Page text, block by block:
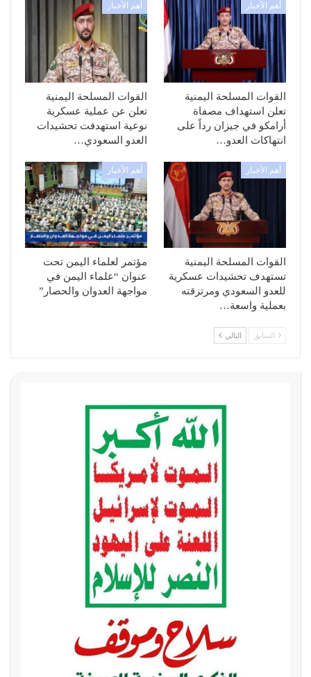
أهم الأخبار
القوات المسلحة اليمنية
تعلن استهداف مصفاة
أرامكو في جيزان رداً على
انتهاكات العدو…
أهم الأخبار
القوات المسلحة اليمنية
تعلن عن عملية عسكرية
نوعية استهدفت تحشيدات
العدو السعودي…
أهم الأخبار
القوات المسلحة اليمنية
تستهدف تحشيدات عسكرية
للعدو السعودي ومرتزقته
بعملية واسعة…
أهم الأخبار
مؤتمر لعلماء اليمن تحت
عنوان “علماء اليمن في
مواجهة العدوان والحصار”
السابق التالي